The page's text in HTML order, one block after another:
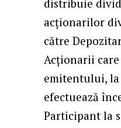
distribuie
acţionarilor
către
Acţionarii
emitentului, la
efectuează
Participant la